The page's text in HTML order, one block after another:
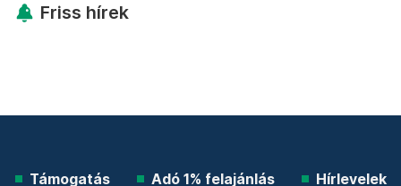
Friss hírek
Támogatás Adó 1% felajánlás Hírlevelek